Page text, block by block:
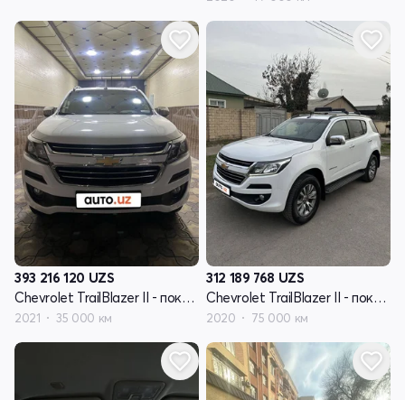
393 216 120 UZS
Chevrolet TrailBlazer II - поколение рестайлинг
2021 35 000 км
312 189 768 UZS
Chevrolet TrailBlazer II - поколение рестайлинг
2020 75 000 км